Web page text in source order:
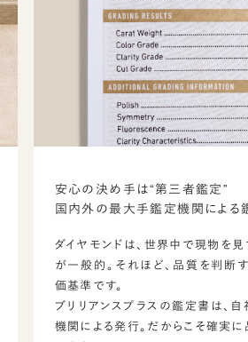
安心の決め手は“第三者鑑定”
国内外の最大手鑑定機関による
ダイヤモンドは、世界中で現物を
が一般的。それほど、品質を判断
価基準です。
ブリリアンスプラスの鑑定書は、
機関による発行。だからこそ確実